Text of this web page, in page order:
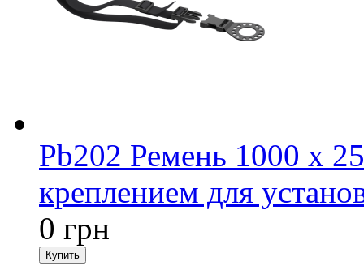
Pb202 Ремень 1000 х
креплением для
0 грн